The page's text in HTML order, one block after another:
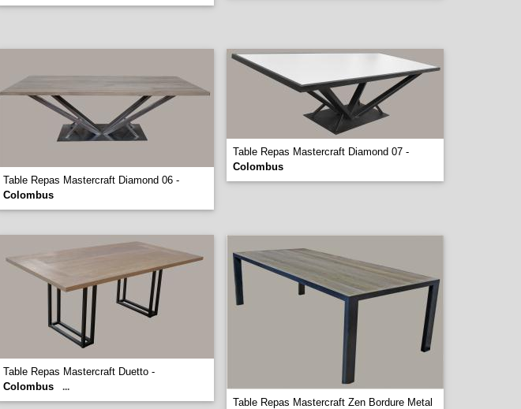
Table Repas Mastercraft Diamond 06 -
Colombus
Table Repas Mastercraft Diamond 07 -
Colombus
Table Repas Mastercraft Duetto -
Colombus
...
Table Repas Mastercraft Zen Bordure Metal